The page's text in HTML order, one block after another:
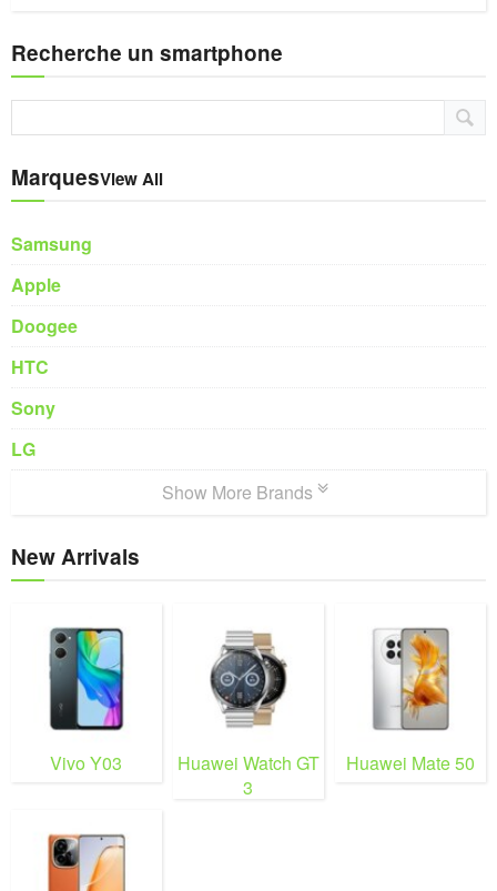
Recherche un smartphone
MarquesView All
Samsung
Apple
Doogee
HTC
Sony
LG
Show More Brands
New Arrivals
Vivo Y03
Huawei Watch GT
3
Huawei Mate 50